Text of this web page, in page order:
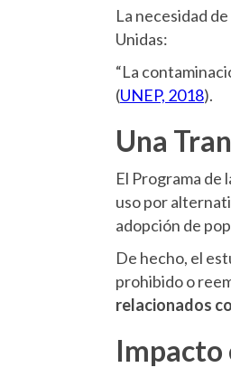
La necesidad
Unidas:
“La
(UNEP, 2018).
Una
El Programa de
uso por
adopción de
De hecho, el
prohibido o
relacionados
Impacto